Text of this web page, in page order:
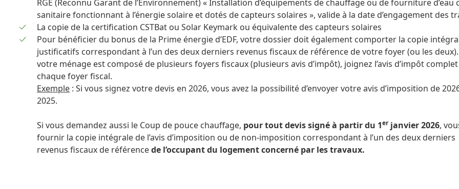
RGE (Reconnu Garant de l’Environnement) « Installation d’équipements de chauffage ou de fourniture d’eau
sanitaire fonctionnant à l’énergie solaire et dotés de capteurs solaires », valide à la date d’engagement des
La copie de la certification CSTBat ou Solar Keymark ou équivalente des capteurs solaires
Pour bénéficier du bonus de la Prime énergie d’EDF, votre dossier doit également comporter la copie
justificatifs correspondant à l’un des deux derniers revenus fiscaux de référence de votre foyer (ou les deux).
votre ménage est composé de plusieurs foyers fiscaux (plusieurs avis d’impôt), joignez l’avis d’impôt
chaque foyer fiscal.
Exemple : Si vous signez votre devis en 2026, vous avez la possibilité d’envoyer votre avis d’imposition de
2025.
Si vous demandez aussi le Coup de pouce chauffage, pour tout devis signé à partir du 1erjanvier 2026,
fournir la copie intégrale de l’avis d’imposition ou de non-imposition correspondant à l’un des deux derniers
revenus fiscaux de référencede l’occupant du logement concerné par les travaux.